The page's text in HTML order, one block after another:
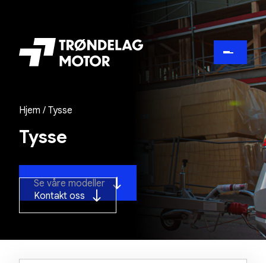
Hjem / Tysse
Tysse
Se våre modeller
Kontakt oss